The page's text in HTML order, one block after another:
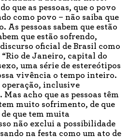
que as pessoas, que o povo
como povo – não saiba que
As pessoas sabem que estão
que estão sofrendo,
oficial de Brasil como
“Rio de Janeiro, capital do
uma série de estereótipos
vivência o tempo inteiro.
operação, inclusive
acho que as pessoas têm
muito sofrimento, de que
que tem muita
não exclui a possibilidade
na festa como um ato de